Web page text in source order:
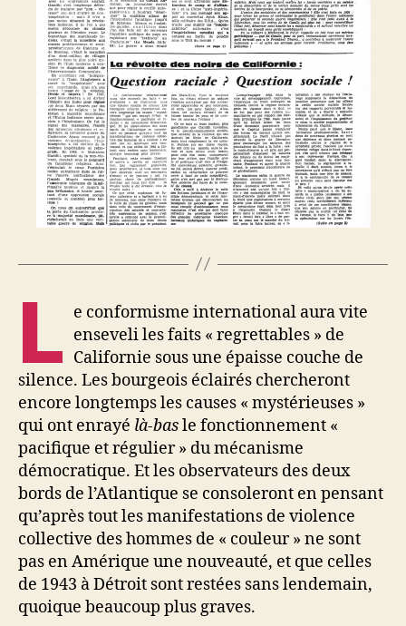
L e conformisme international aura vite
enseveli les faits « regrettables » de
Californie sous une épaisse couche de
silence. Les bourgeois éclairés chercheront
encore longtemps les causes « mystérieuses »
qui ont enrayé là-basle fonctionnement «
pacifique et régulier » du mécanisme
démocratique. Et les observateurs des deux
bords de l’Atlantique se consoleront en pensant
qu’après tout les manifestations de violence
collective des hommes de « couleur » ne sont
pas en Amérique une nouveauté, et que celles
de 1943 à Détroit sont restées sans lendemain,
quoique beaucoup plus graves.